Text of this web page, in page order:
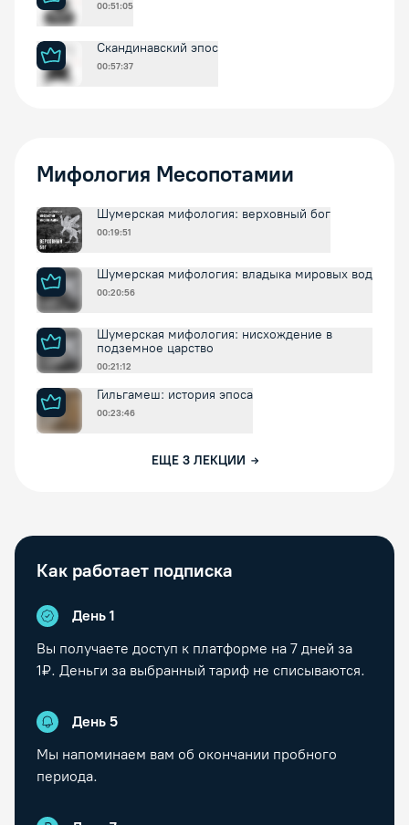
00:51:05
Скандинавский эпос
00:57:37
Мифология Месопотамии
Шумерская мифология: верховный бог
00:19:51
Шумерская мифология: владыка мировых вод
00:20:56
Шумерская мифология: нисхождение в
подземное царство
00:21:12
Гильгамеш: история эпоса
00:23:46
ЕЩЕ 3 ЛЕКЦИИ
Как работает подписка
День 1
Вы получаете доступ к платформе на 7 дней за
1₽. Деньги за выбранный тариф не списываются.
День 5
Мы напоминаем вам об окончании пробного
периода.